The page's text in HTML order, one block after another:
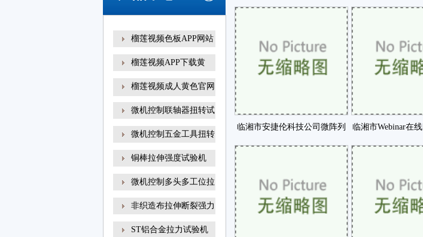
榴莲视频色板APP网站
榴莲视频APP下载黄
榴莲视频成人黄色官网
微机控制联轴器扭转试
微机控制五金工具扭转
铜棒拉伸强度试验机
微机控制多头多工位拉
非织造布拉伸断裂强力
ST铝合金拉力试验机
临湘市安捷伦科技公司微阵列 临湘市Webinar在